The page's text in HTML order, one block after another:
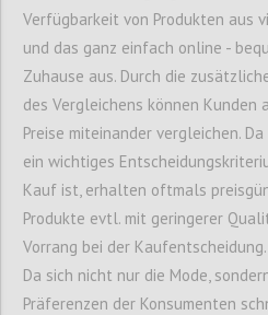
unischeren und kritischen
angeregtüber die
Systemtransformation
vor allem darum, in
Richtung sich diese
Verfügbarkeit von Produkten aus
und das ganz einfach online -
Zuhause aus. Durch die
des Vergleichens können Kunden
Preise miteinander vergleichen.
ein wichtiges
Kauf ist, erhalten oftmals
Produkte evtl. mit geringerer
Vorrang bei der Kaufentscheidung.
Da sich nicht nur die Mode,
Präferenzen der Konsumenten